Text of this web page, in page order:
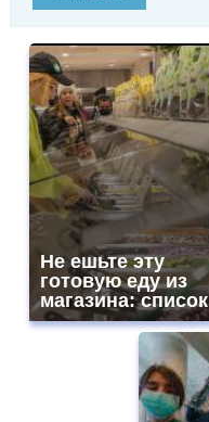
Не ешьте эту
готовую еду из
магазина: список